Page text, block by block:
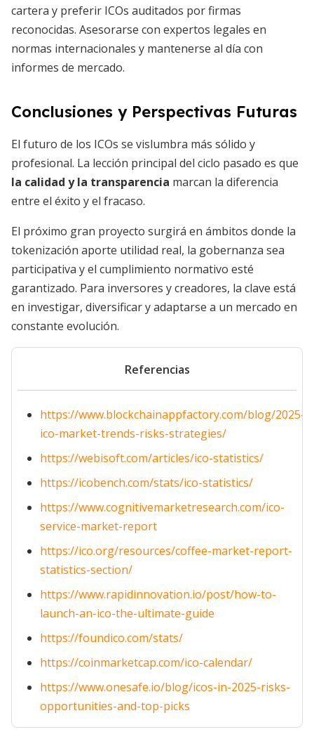
cartera y preferir ICOs auditados por firmas
reconocidas. Asesorarse con expertos legales en
normas internacionales y mantenerse al día con
informes de mercado.
Conclusiones y Perspectivas Futuras
El futuro de los ICOs se vislumbra más sólido y
profesional. La lección principal del ciclo pasado es que
la calidad y la transparencia marcan la diferencia
entre el éxito y el fracaso.
El próximo gran proyecto surgirá en ámbitos donde la
tokenización aporte utilidad real, la gobernanza sea
participativa y el cumplimiento normativo esté
garantizado. Para inversores y creadores, la clave está
en investigar, diversificar y adaptarse a un mercado en
constante evolución.
Referencias
https://www.blockchainappfactory.com/blog/2025-
ico-market-trends-risks-strategies/
https://webisoft.com/articles/ico-statistics/
https://icobench.com/stats/ico-statistics/
https://www.cognitivemarketresearch.com/ico-
service-market-report
https://ico.org/resources/coffee-market-report-
statistics-section/
https://www.rapidinnovation.io/post/how-to-
launch-an-ico-the-ultimate-guide
https://foundico.com/stats/
https://coinmarketcap.com/ico-calendar/
https://www.onesafe.io/blog/icos-in-2025-risks-
opportunities-and-top-picks